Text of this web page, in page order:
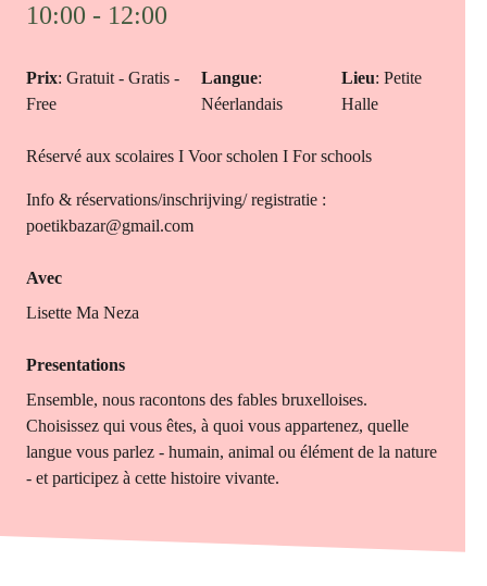
10:00 - 12:00
Prix: Gratuit - Gratis -
Free
Langue:
Néerlandais
Lieu: Petite
Halle
Réservé aux scolaires I Voor scholen I For schools
Info & réservations/inschrijving/ registratie :
poetikbazar@gmail.com
Avec
Lisette Ma Neza
Presentations
Ensemble, nous racontons des fables bruxelloises.
Choisissez qui vous êtes, à quoi vous appartenez, quelle
langue vous parlez - humain, animal ou élément de la nature
- et participez à cette histoire vivante.